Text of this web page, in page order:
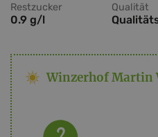
Restzucker
0.9 g/l
Qualität
Winzerhof Martin